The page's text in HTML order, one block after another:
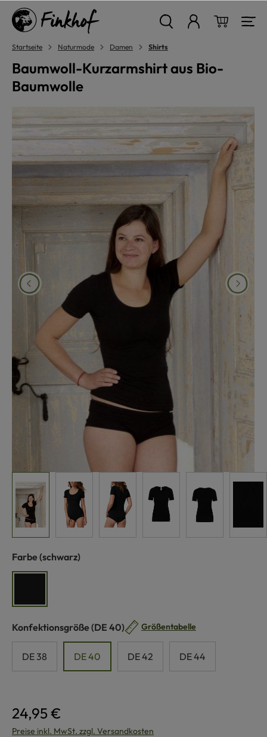
springen
Startseite Naturmode Damen Shirts
Baumwoll-Kurzarmshirt aus Bio-
Baumwolle
Farbe auswählen
(schwarz)
Konfektionsgröße auswählen
(DE 40) Größentabelle
DE 38 DE 40 DE 42 DE 44
24,95 €
Preise inkl. MwSt. zzgl. Versandkosten